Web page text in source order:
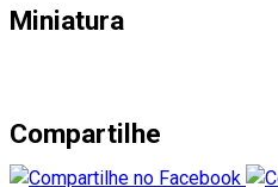
Miniatura
Compartilhe